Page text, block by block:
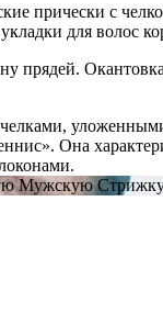
прически с
для
прядей.
Она
Мужскую